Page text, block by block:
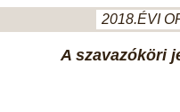
2018.ÉVI
A szavazóköri